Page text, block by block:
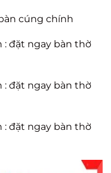
cúng chính
: đặt ngay bàn thờ
: đặt ngay bàn thờ
: đặt ngay bàn thờ